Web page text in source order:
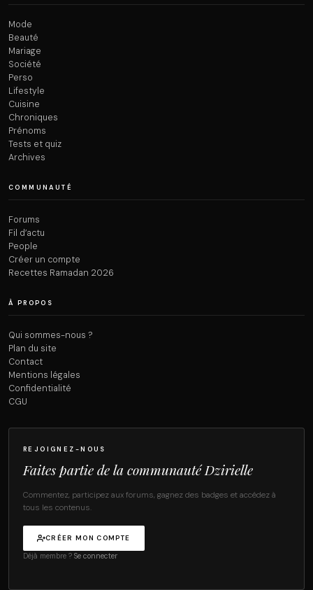
Mode
Beauté
Mariage
Société
Perso
Lifestyle
Cuisine
Chroniques
Prénoms
Tests et quiz
Archives
COMMUNAUTÉ
Forums
Fil d’actu
People
Créer un compte
Recettes Ramadan 2026
À PROPOS
Qui sommes-nous ?
Plan du site
Contact
Mentions légales
Confidentialité
CGU
REJOIGNEZ-NOUS
Faites partie de la communauté Dzirielle
Commentez, participez aux forums, gagnez des badges et accédez à
tous les contenus.
CRÉER MON COMPTE
Déjà membre ? Se connecter